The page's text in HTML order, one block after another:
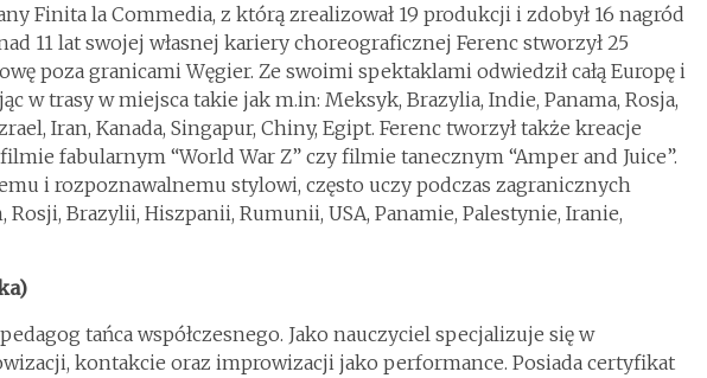
Finita la Commedia, z którą zrealizował 19 produkcji i zdobył 16 nagród
11 lat swojej własnej kariery choreograficznej Ferenc stworzył 25
poza granicami Węgier. Ze swoimi spektaklami odwiedził całą Europę i
w trasy w miejsca takie jak m.in: Meksyk, Brazylia, Indie, Panama, Rosja,
Iran, Kanada, Singapur, Chiny, Egipt. Ferenc tworzył także kreacje
fabularnym “World War Z” czy filmie tanecznym “Amper and Juice”.
i rozpoznawalnemu stylowi, często uczy podczas zagranicznych
Brazylii, Hiszpanii, Rumunii, USA, Panamie, Palestynie, Iranie,
tańca współczesnego. Jako nauczyciel specjalizuje się w
kontakcie oraz improwizacji jako performance. Posiada certyfikat